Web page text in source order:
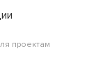
проектам